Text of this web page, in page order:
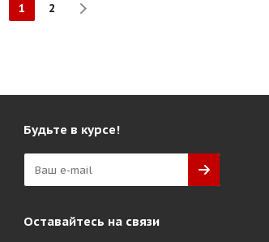
1 2
Будьте в курсе!
Оставайтесь на связи